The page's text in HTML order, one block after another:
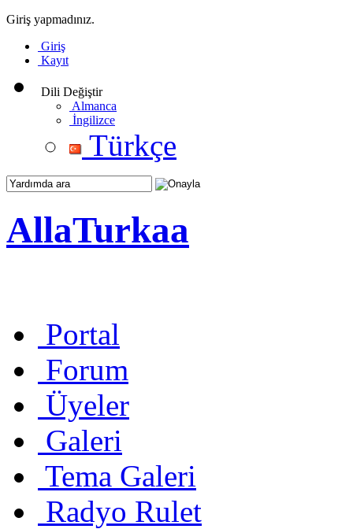
Giriş yapmadınız.
Giriş
Kayıt
Dili Değiştir
Almanca
İngilizce
Türkçe
AllaTurkaa
Portal
Forum
Üyeler
Galeri
Tema Galeri
Radyo Rulet